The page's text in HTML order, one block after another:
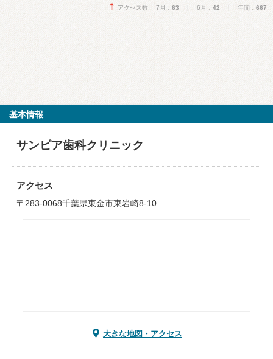
アクセス数 7月： 63 | 6月： 42 | 年間： 667
基本情報
サンピア歯科クリニック
アクセス
〒283-0068千葉県東金市東岩崎8-10
大きな地図・アクセス